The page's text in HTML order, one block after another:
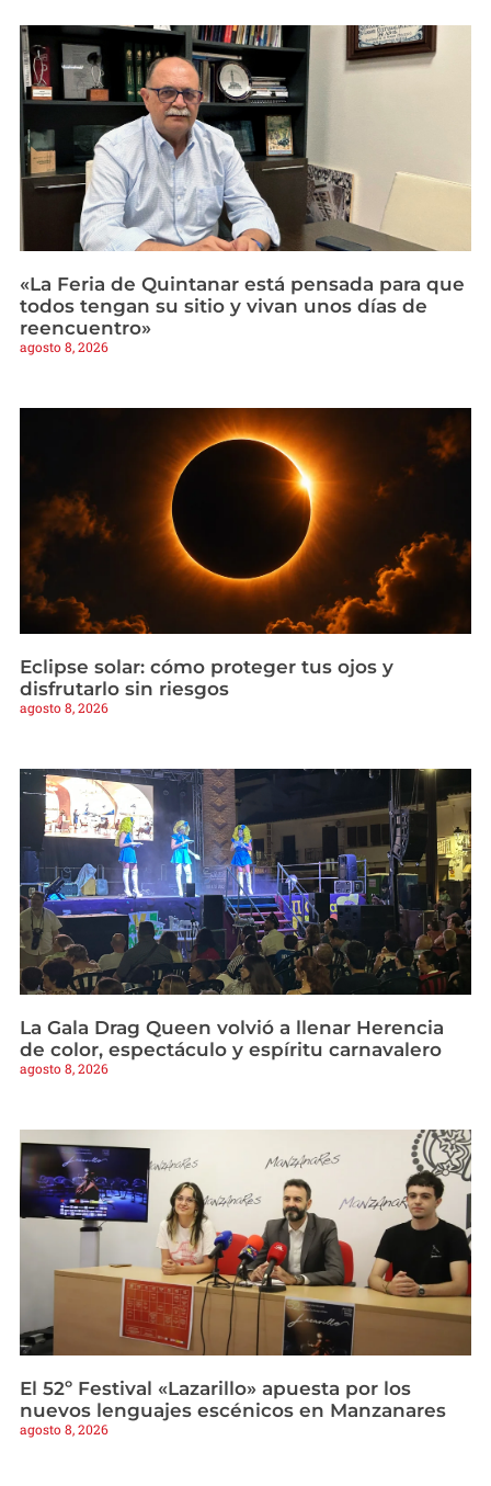
«La Feria de Quintanar está pensada para que
todos tengan su sitio y vivan unos días de
reencuentro»
agosto 8, 2026
Eclipse solar: cómo proteger tus ojos y
disfrutarlo sin riesgos
agosto 8, 2026
La Gala Drag Queen volvió a llenar Herencia
de color, espectáculo y espíritu carnavalero
agosto 8, 2026
El 52º Festival «Lazarillo» apuesta por los
nuevos lenguajes escénicos en Manzanares
agosto 8, 2026